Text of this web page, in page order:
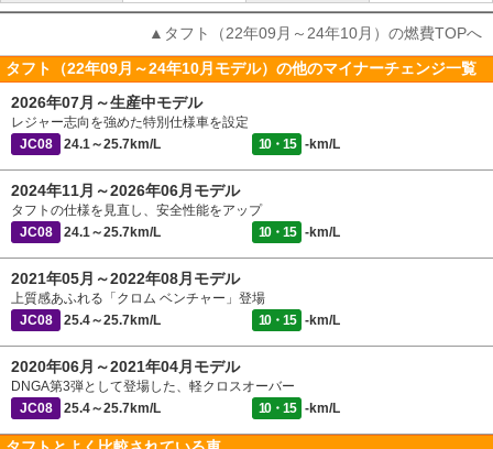
▲タフト（22年09月～24年10月）の燃費TOPへ
タフト（22年09月～24年10月モデル）の他のマイナーチェンジ一覧
2026年07月～生産中モデル
レジャー志向を強めた特別仕様車を設定
JC08
24.1～25.7km/L 10・15 -km/L
2024年11月～2026年06月モデル
タフトの仕様を見直し、安全性能をアップ
JC08
24.1～25.7km/L 10・15 -km/L
2021年05月～2022年08月モデル
上質感あふれる「クロム ベンチャー」登場
JC08
25.4～25.7km/L 10・15 -km/L
2020年06月～2021年04月モデル
DNGA第3弾として登場した、軽クロスオーバー
JC08
25.4～25.7km/L 10・15 -km/L